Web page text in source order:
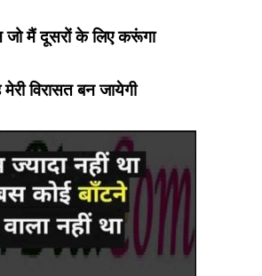
जो मैं दूसरों के लिए करूंगा
मेरी विरासत बन जायेगी